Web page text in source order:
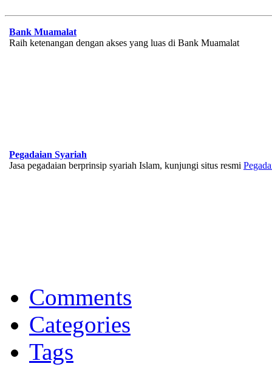
Bank Muamalat
Raih ketenangan dengan akses yang luas di Bank Muamalat
Pegadaian Syariah
Jasa pegadaian berprinsip syariah Islam, kunjungi situs resmi
Memberikan yang terbaik sesuai kaidah Islam, kunjungi situs resmi
Comments
Categories
Tags